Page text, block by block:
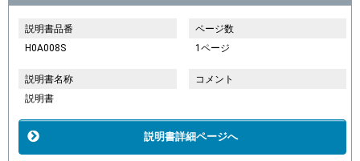
説明書品番
H0A008S
ページ数
1ページ
説明書名称
説明書
コメント
説明書詳細ページへ